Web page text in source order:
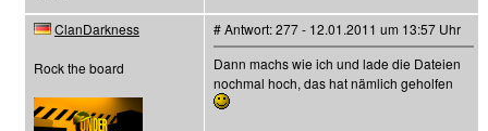
ClanDarkness
Rock the board
# Antwort: 277 - 12.01.2011 um 13:57 Uhr
Dann machs wie ich und lade die Dateien
nochmal hoch, das hat nämlich geholfen